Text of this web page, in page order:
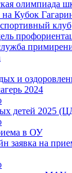
олимпиада
Кубок
клуб
и
2024
детей 2025
в ОУ
заявка на